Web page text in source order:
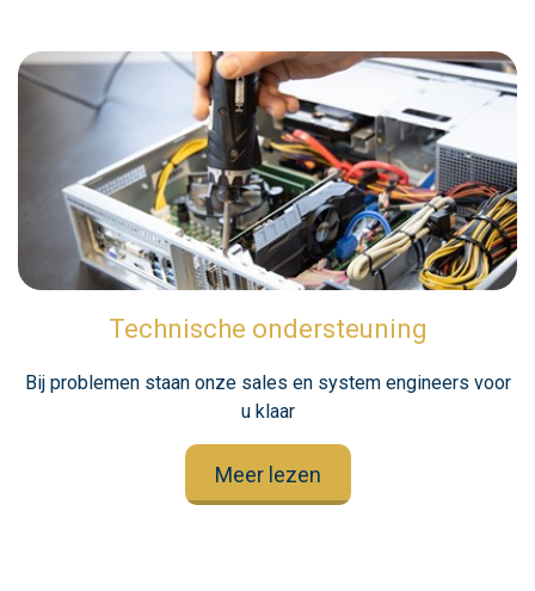
Technische ondersteuning
Bij problemen staan onze sales en system engineers voor
u klaar
Meer lezen